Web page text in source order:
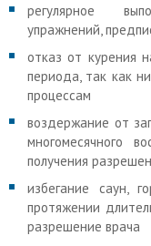
регулярное
упражнений,
отказ от курения
периода, так как
процессам
воздержание от
многомесячного
получения
избегание саун,
протяжении
разрешение врача